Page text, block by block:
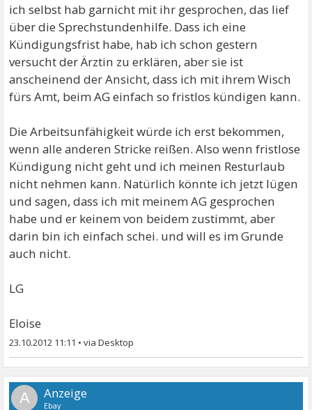
ich selbst hab garnicht mit ihr gesprochen, das lief
über die Sprechstundenhilfe. Dass ich eine
Kündigungsfrist habe, hab ich schon gestern
versucht der Ärztin zu erklären, aber sie ist
anscheinend der Ansicht, dass ich mit ihrem Wisch
fürs Amt, beim AG einfach so fristlos kündigen kann.
Die Arbeitsunfähigkeit würde ich erst bekommen,
wenn alle anderen Stricke reißen. Also wenn fristlose
Kündigung nicht geht und ich meinen Resturlaub
nicht nehmen kann. Natürlich könnte ich jetzt lügen
und sagen, dass ich mit meinem AG gesprochen
habe und er keinem von beidem zustimmt, aber
darin bin ich einfach schei. und will es im Grunde
auch nicht.
LG
Eloise
23.10.2012 11:11 •
A